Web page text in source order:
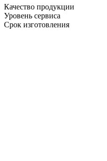
Качество продукции
Уровень сервиса
Срок изготовления